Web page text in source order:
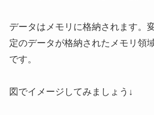
データはメモリに格納されます。
定のデータが格納されたメモリ領
です。
図でイメージしてみましょう↓